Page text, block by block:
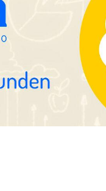
de Tormo Franquicias